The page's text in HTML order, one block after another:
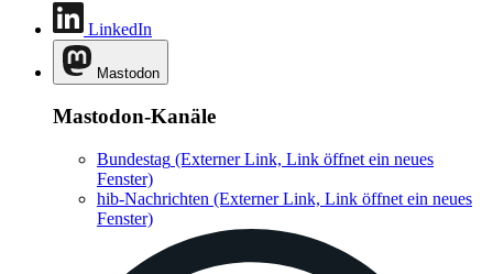
LinkedIn
Mastodon
Mastodon-Kanäle
Bundestag (Externer Link, Link öffnet ein neues
Fenster)
hib-Nachrichten (Externer Link, Link öffnet ein neues
Fenster)